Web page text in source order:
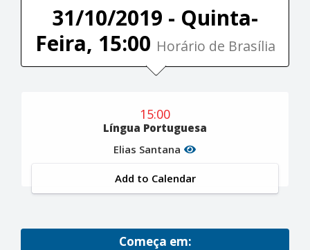
31/10/2019 - Quinta-
Feira, 15:00 Horário de Brasília
15:00
Língua Portuguesa
Elias Santana
Add to Calendar
Começa em: